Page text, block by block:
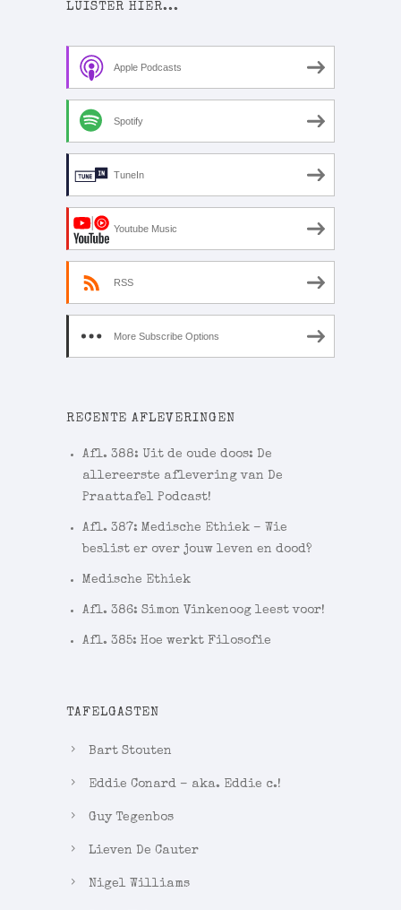
LUISTER HIER...
Apple Podcasts
Spotify
TuneIn
Youtube Music
RSS
More Subscribe Options
RECENTE AFLEVERINGEN
Afl. 388: Uit de oude doos: De
allereerste aflevering van De
Praattafel Podcast!
Afl. 387: Medische Ethiek – Wie
beslist er over jouw leven en dood?
Medische Ethiek
Afl. 386: Simon Vinkenoog leest voor!
Afl. 385: Hoe werkt Filosofie
TAFELGASTEN
Bart Stouten
Eddie Conard – aka. Eddie c.!
Guy Tegenbos
Lieven De Cauter
Nigel Williams